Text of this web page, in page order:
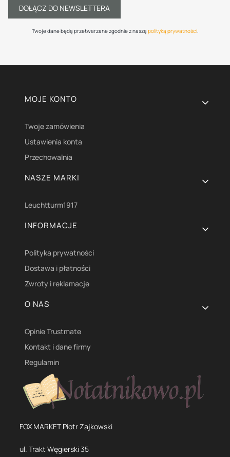
DOŁĄCZ DO NEWSLETTERA
Twoje dane będą przetwarzane zgodnie z naszą polityką prywatności.
Linki w stopce
MOJE KONTO
Twoje zamówienia
Ustawienia konta
Przechowalnia
NASZE MARKI
Leuchtturm1917
INFORMACJE
Polityka prywatności
Dostawa i płatności
Zwroty i reklamacje
O NAS
Opinie Trustmate
Kontakt i dane firmy
Regulamin
FOX MARKET Piotr Zajkowski
ul. Trakt Węgierski 35